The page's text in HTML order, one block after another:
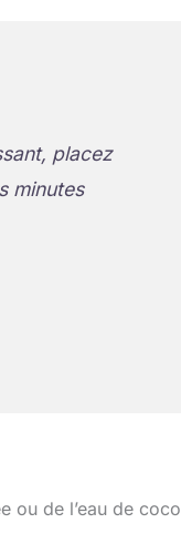
placez
minutes
ou de l’eau de coco